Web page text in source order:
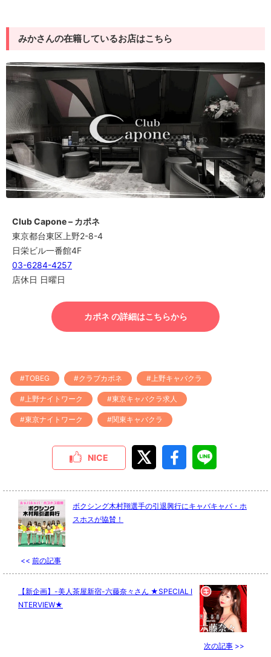
みかさんの在籍しているお店はこちら
Club Capone – カポネ
東京都台東区上野2-8-4
日栄ビル一番館4F
03-6284-4257
店休日 日曜日
カポネ の詳細はこちらから
#TOBEG #クラブカポネ #上野キャバクラ
#上野ナイトワーク #東京キャバクラ求人
#東京ナイトワーク #関東キャバクラ
NICE
<< 前の記事
ボクシング木村翔選手の引退興行にキャバキャバ・ホ
スホスが協賛！
次の記事 >>
【新企画】-美人茶屋新宿-六藤奈々さん ★SPECIAL I
NTERVIEW★